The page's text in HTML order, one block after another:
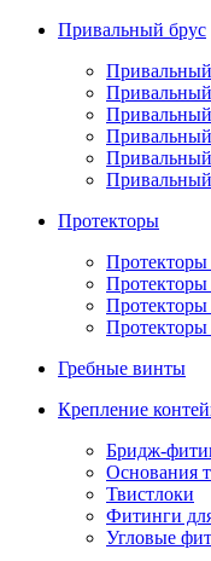
Привальный брус
Привальный
Привальный
Протекторы
Гребные винты
Крепление
Бридж-
Основания
Твистлоки
Фитинги
Угловые